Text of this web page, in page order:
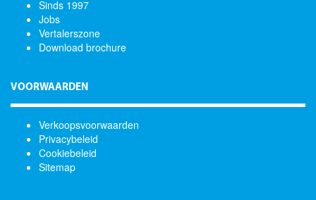
Sinds 1997
Jobs
Vertalerszone
Download brochure
VOORWAARDEN
Verkoopsvoorwaarden
Privacybeleid
Cookiebeleid
Sitemap